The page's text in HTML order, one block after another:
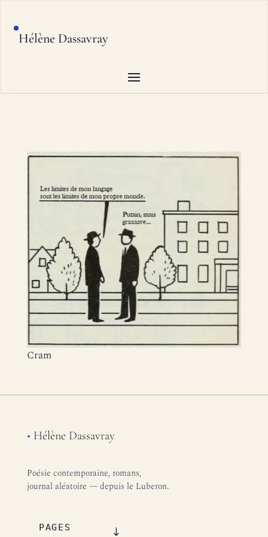
Hélène Dassavray
Cram
• Hélène Dassavray
Poésie contemporaine, romans,
journal aléatoire — depuis le Luberon.
PAGES